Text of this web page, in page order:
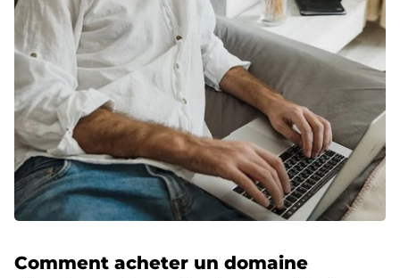
Comment acheter un domaine